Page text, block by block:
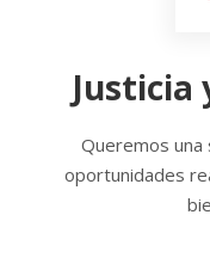
Justicia
Queremos
oportunidades